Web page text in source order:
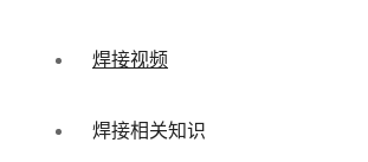
焊接视频
焊接相关知识